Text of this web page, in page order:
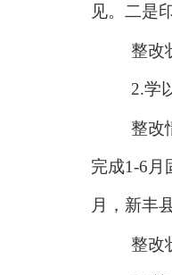
见。二是
整改
2.学
整改
完成1-6月
月，新丰
整改